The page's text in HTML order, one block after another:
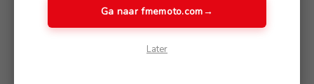
Het hoogwaardige Carbon pakket onderstreept de sportieve
kwaliteiten en geeft deze Adventure Sport motorfiets een
Ga naar fmemoto.com→
Later